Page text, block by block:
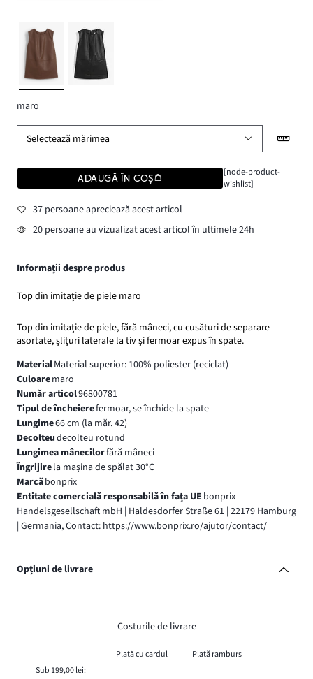
maro
Selectează mărimea
ADAUGĂ ÎN COȘ
[node-product-
wishlist]
37 persoane apreciează acest articol
20 persoane au vizualizat acest articol în ultimele 24h
Informații despre produs
Top din imitație de piele maro
Top din imitație de piele, fără mâneci, cu cusături de separare
asortate, șlițuri laterale la tiv și fermoar expus în spate.
MaterialMaterial superior: 100% poliester (reciclat)
Culoaremaro
Număr articol96800781
Tipul de încheierefermoar, se închide la spate
Lungime66 cm (la măr. 42)
Decolteudecolteu rotund
Lungimea mânecilorfără mâneci
Îngrijirela maşina de spălat 30°C
Marcăbonprix
Entitate comercială responsabilă în fața UE bonprix
Handelsgesellschaft mbH | Haldesdorfer Straße 61 | 22179 Hamburg
| Germania, Contact: https://www.bonprix.ro/ajutor/contact/
Opțiuni de livrare
Costurile de livrare
Plată cu cardul
Plată ramburs
Sub 199,00 lei: